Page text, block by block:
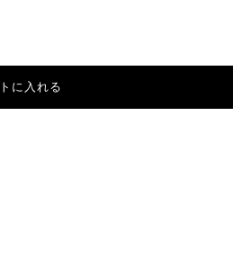
に入れる